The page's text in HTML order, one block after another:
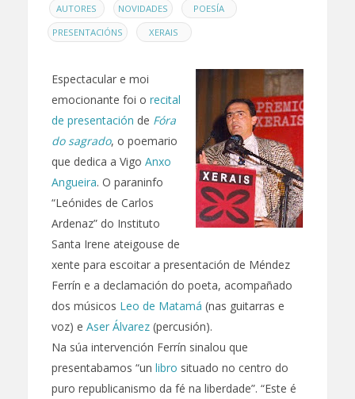
EN AUTORES , NOVIDADES , POESÍA ,
PRESENTACIÓNS , XERAIS
Espectacular e moi
emocionante foi o recital
de presentación de Fóra
do sagrado, o poemario
que dedica a Vigo Anxo
Angueira. O paraninfo
“Leónides de Carlos
Ardenaz” do Instituto
Santa Irene ateigouse de
xente para escoitar a presentación de Méndez
Ferrín e a declamación do poeta, acompañado
dos músicos Leo de Matamá (nas guitarras e
voz) e Aser Álvarez(percusión).
Na súa intervención Ferrín sinalou que
presentabamos “un libro situado no centro do
puro republicanismo da fé na liberdade”. “Este é